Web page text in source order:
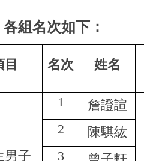
組名次如下：
目 名次 姓名
男子
1 詹證諠
2
陳騏紘
3